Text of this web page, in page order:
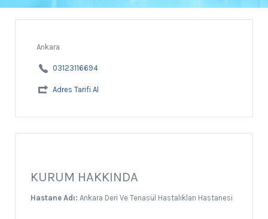
Ankara
03123116694
Adres Tarifi Al
KURUM HAKKINDA
Hastane Adı: Ankara Deri Ve Tenasül Hastalıkları Hastanesi